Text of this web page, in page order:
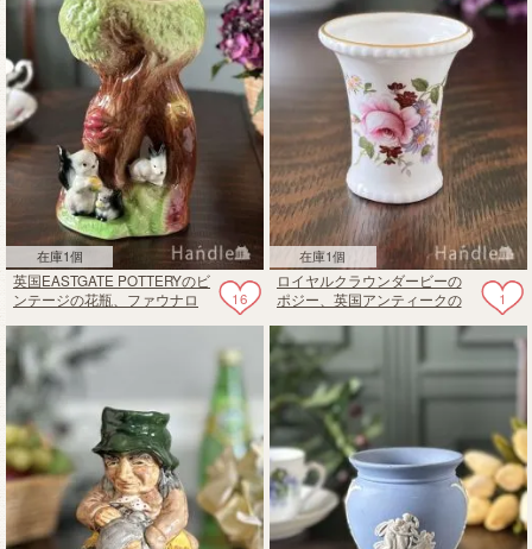
在庫1個
16
英国EASTGATE POTTERYのビ
ンテージの花瓶、ファウナロ
在庫1個
1
ロイヤルクラウンダービーの
ポジー、英国アンティークの